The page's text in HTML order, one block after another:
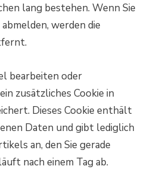
lang bestehen. Wenn Sie
werden die
bearbeiten oder
zusätzliches Cookie in
Dieses Cookie enthält
Daten und gibt lediglich
an, den Sie gerade
nach einem Tag ab.